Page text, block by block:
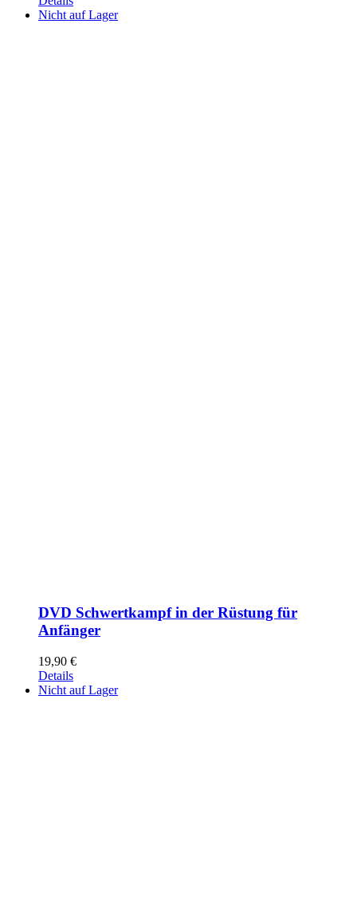
Nicht auf Lager
DVD Schwertkampf in der Rüstung für
Anfänger
19,90 €
Details
Nicht auf Lager